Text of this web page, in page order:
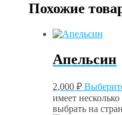
Похожие
Апельсин
2,000 ₽
имеет
выбрать на